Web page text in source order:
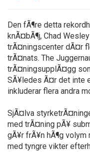
Den fÃ¶re detta
knÃ¤bÃ¶j, Chad
trÃ¤ningscenter dÃ¤r
trÃ¤nats. The
trÃ¤ningsupplÃ¤gg
SÃ¥ledes Ã¤r det inte
inkluderar flera andra
SjÃ¤lva
med trÃ¤ning pÃ¥
gÃ¥r frÃ¥n hÃ¶g
med tyngre vikter